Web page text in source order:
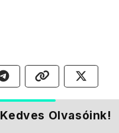
Kedves Olvasóink!